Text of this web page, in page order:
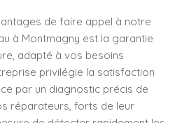
de faire appel à notre
à Montmagny est la garantie
adapté à vos besoins
privilégie la satisfaction
par un diagnostic précis de
réparateurs, forts de leur